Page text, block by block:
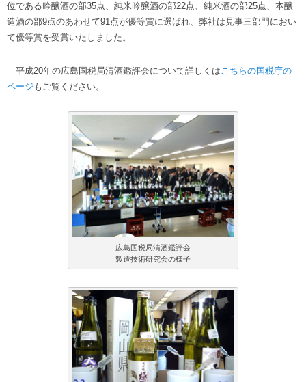
位である吟醸酒の部35点、純米吟醸酒の部22点、純米酒の部25点、本醸
造酒の部9点のあわせて91点が優等賞に選ばれ、弊社は見事三部門におい
て優等賞を受賞いたしました。
平成20年の広島国税局清酒鑑評会について詳しくは こちらの国税庁の
ページ もご覧ください。
広島国税局清酒鑑評会
製造技術研究会の様子